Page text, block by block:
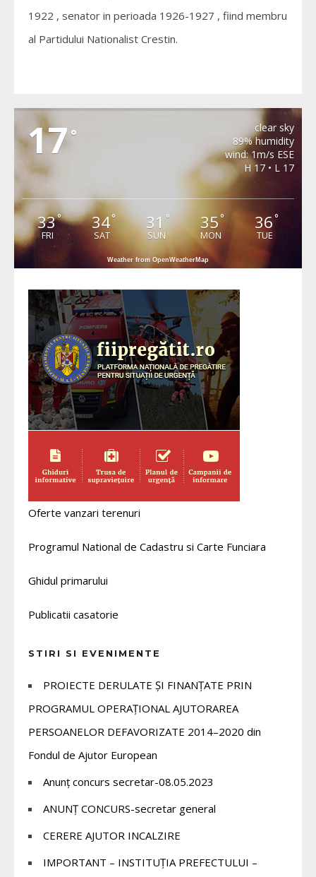
1922 , senator in perioada 1926-1927 , fiind membru
al Partidului Nationalist Crestin.
17 °
clear sky
89% humidity
wind: 1m/s ESE
H 17 • L 17
33°
FRI
34°
SAT
31°
SUN
35°
MON
36°
TUE
Weather from OpenWeatherMap
Oferte vanzari terenuri
Programul National de Cadastru si Carte Funciara
Ghidul primarului
Publicatii casatorie
STIRI SI EVENIMENTE
PROIECTE DERULATE ȘI FINANȚATE PRIN
PROGRAMUL OPERAȚIONAL AJUTORAREA
PERSOANELOR DEFAVORIZATE 2014–2020 din
Fondul de Ajutor European
Anunț concurs secretar-08.05.2023
ANUNȚ CONCURS-secretar general
CERERE AJUTOR INCALZIRE
IMPORTANT – INSTITUȚIA PREFECTULUI –